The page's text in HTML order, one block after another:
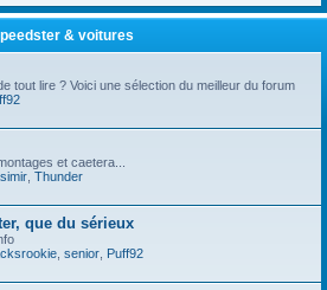
& voitures
tout lire ? Voici une sélection du meilleur du forum
et caetera...
Thunder
que du sérieux
senior Puff92